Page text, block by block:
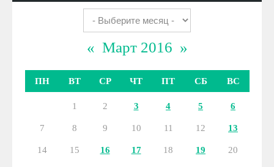
« Март 2016 »
ПН ВТ СР ЧТ ПТ СБ ВС
1 2 3 4 5 6
7 8 9 10 11 12 13
14 15 16 17 18 19 20